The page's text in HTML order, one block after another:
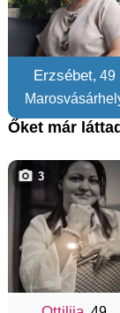
Erzsébet, 49
Őket már
3